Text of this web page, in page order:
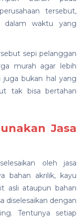
tersebut,
dalam waktu yang
sepi pelanggan
murah agar lebih
juga bukan hal yang
tak bisa bertahan
Jasa
oleh jasa
bahan akrilik, kayu
asli ataupun bahan
diselesaikan dengan
Tentunya setiap